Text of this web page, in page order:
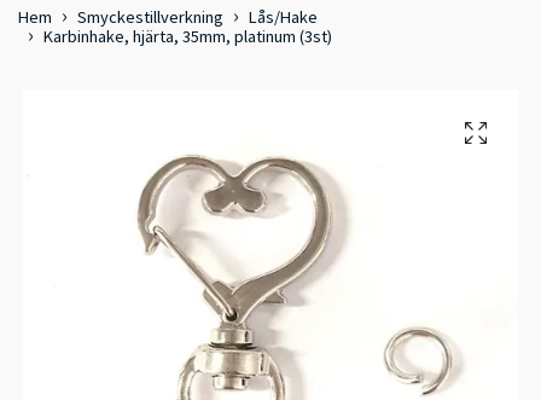
Hem Smyckestillverkning
Lås/Hake
Karbinhake, hjärta, 35mm, platinum (3st)